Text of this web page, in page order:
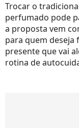
Trocar o
perfumado pode
a proposta vem
para quem deseja
presente que vai
rotina de